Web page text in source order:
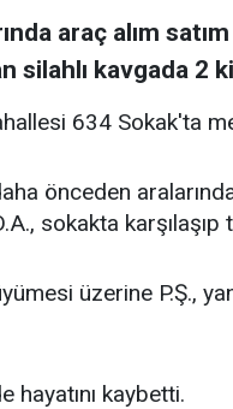
araç alım
silahlı kavgada 2
634 Sokak'ta
önceden
sokakta karşılaşıp
üzerine P.Ş.,
hayatını kaybetti.